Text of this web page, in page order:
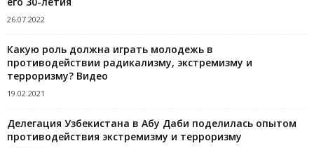
26.07.2022
Какую роль должна играть молодежь в
противодействии радикализму, экстремизму и
терроризму? Видео
19.02.2021
Делегация Узбекистана в Абу Даби поделилась опытом
противодействия экстремизму и терроризму